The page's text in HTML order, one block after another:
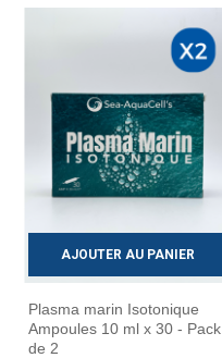
AJOUTER AU PANIER
Plasma marin Isotonique
Ampoules 10 ml x 30 - Pack
de 2